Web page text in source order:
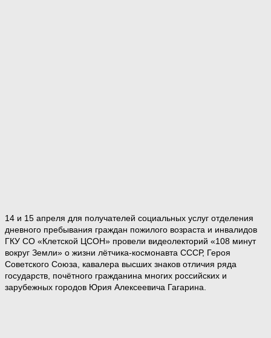
14 и 15 апреля для получателей социальных услуг отделения
дневного пребывания граждан пожилого возраста и инвалидов
ГКУ СО «Клетской ЦСОН» провели видеолекторий «108 минут
вокруг Земли» о жизни лётчика-космонавта СССР, Героя
Советского Союза, кавалера высших знаков отличия ряда
государств, почётного гражданина многих российских и
зарубежных городов Юрия Алексеевича Гагарина.